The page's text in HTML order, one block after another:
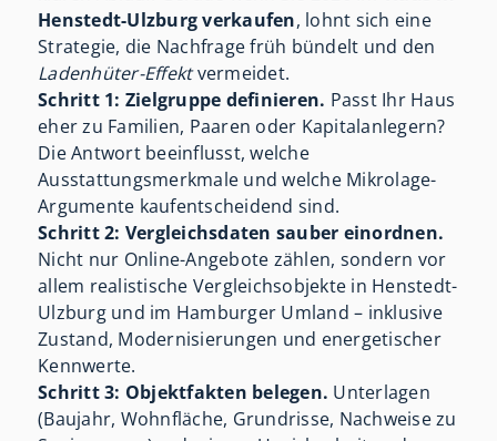
Henstedt-Ulzburg verkaufen, lohnt sich eine
Strategie, die Nachfrage früh bündelt und den
Ladenhüter-Effektvermeidet.
Schritt 1: Zielgruppe definieren. Passt Ihr Haus
eher zu Familien, Paaren oder Kapitalanlegern?
Die Antwort beeinflusst, welche
Ausstattungsmerkmale und welche Mikrolage-
Argumente kaufentscheidend sind.
Schritt 2: Vergleichsdaten sauber einordnen.
Nicht nur Online-Angebote zählen, sondern vor
allem realistische Vergleichsobjekte in Henstedt-
Ulzburg und im Hamburger Umland – inklusive
Zustand, Modernisierungen und energetischer
Kennwerte.
Schritt 3: Objektfakten belegen. Unterlagen
(Baujahr, Wohnfläche, Grundrisse, Nachweise zu